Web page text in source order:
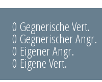
0 Gegnerische Vert.
0 Gegnerischer Angr.
0 Eigener Angr.
0 Eigene Vert.